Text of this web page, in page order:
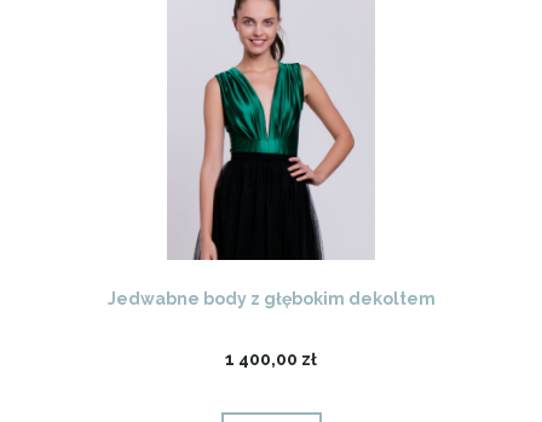
Jedwabne body z głębokim dekoltem
1 400,00 zł